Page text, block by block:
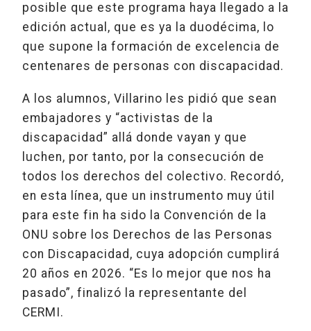
posible que este programa haya llegado a la
edición actual, que es ya la duodécima, lo
que supone la formación de excelencia de
centenares de personas con discapacidad.
A los alumnos, Villarino les pidió que sean
embajadores y “activistas de la
discapacidad” allá donde vayan y que
luchen, por tanto, por la consecución de
todos los derechos del colectivo. Recordó,
en esta línea, que un instrumento muy útil
para este fin ha sido la Convención de la
ONU sobre los Derechos de las Personas
con Discapacidad, cuya adopción cumplirá
20 años en 2026. “Es lo mejor que nos ha
pasado”, finalizó la representante del
CERMI.